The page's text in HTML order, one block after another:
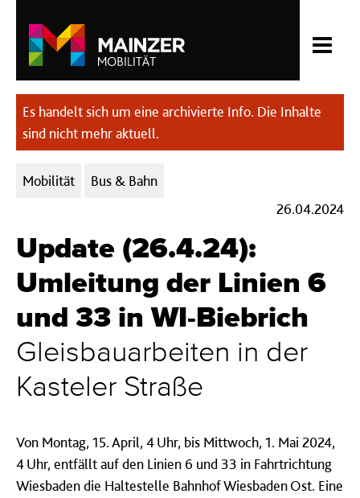
Es handelt sich um eine archivierte Info. Die Inhalte
sind nicht mehr aktuell.
Kategorien:
Mobilität
Bus & Bahn
26.04.2024
Update (26.4.24):
Umleitung der Linien 6
und 33 in WI-Biebrich
Gleisbauarbeiten in der
Kasteler Straße
Von Montag, 15. April, 4 Uhr, bis Mittwoch, 1. Mai 2024,
4 Uhr, entfällt auf den Linien 6 und 33 in Fahrtrichtung
Wiesbaden die Haltestelle Bahnhof Wiesbaden Ost. Eine